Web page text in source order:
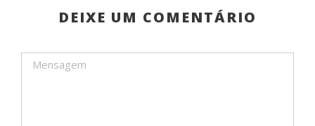
DEIXE UM COMENTÁRIO